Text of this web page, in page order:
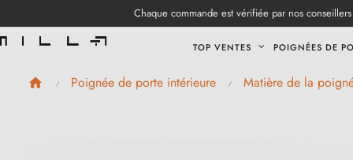
Chaque commande est vérifiée par nos
TOP VENTES POIGNÉES DE
Poignée de porte intérieure Matière de la